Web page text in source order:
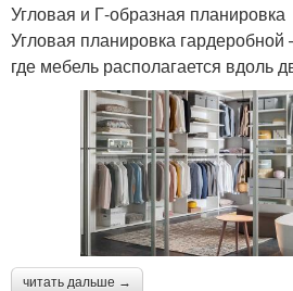
Угловая и Г-образная планировка
Угловая планировка гардеробной
где мебель располагается вдоль
читать дальше →